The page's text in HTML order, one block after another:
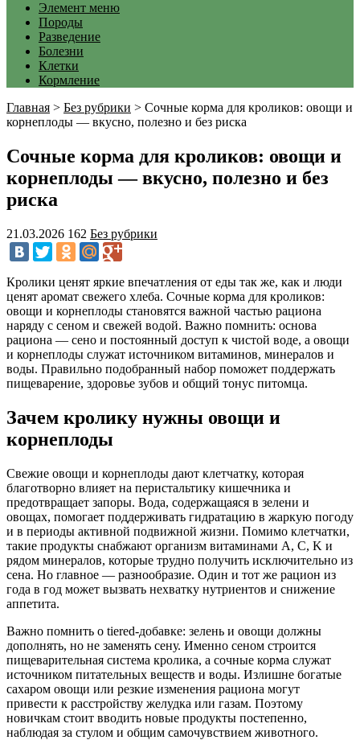
Элемент меню
Породы
Разведение
Болезни
Клетки
Кормление
Главная > Без рубрики > Сочные корма для кроликов: овощи и
корнеплоды — вкусно, полезно и без риска
Сочные корма для кроликов: овощи и
корнеплоды — вкусно, полезно и без
риска
21.03.2026 162 Без рубрики
Кролики ценят яркие впечатления от еды так же, как и люди
ценят аромат свежего хлеба. Сочные корма для кроликов:
овощи и корнеплоды становятся важной частью рациона
наряду с сеном и свежей водой. Важно помнить: основа
рациона — сено и постоянный доступ к чистой воде, а овощи
и корнеплоды служат источником витаминов, минералов и
воды. Правильно подобранный набор поможет поддержать
пищеварение, здоровье зубов и общий тонус питомца.
Зачем кролику нужны овощи и
корнеплоды
Свежие овощи и корнеплоды дают клетчатку, которая
благотворно влияет на перистальтику кишечника и
предотвращает запоры. Вода, содержащаяся в зелени и
овощах, помогает поддерживать гидратацию в жаркую погоду
и в периоды активной подвижной жизни. Помимо клетчатки,
такие продукты снабжают организм витаминами A, C, K и
рядом минералов, которые трудно получить исключительно из
сена. Но главное — разнообразие. Один и тот же рацион из
года в год может вызвать нехватку нутриентов и снижение
аппетита.
Важно помнить о tiered-добавке: зелень и овощи должны
дополнять, но не заменять сену. Именно сеном строится
пищеварительная система кролика, а сочные корма служат
источником питательных веществ и воды. Излишне богатые
сахаром овощи или резкие изменения рациона могут
привести к расстройству желудка или газам. Поэтому
новичкам стоит вводить новые продукты постепенно,
наблюдая за стулом и общим самочувствием животного.